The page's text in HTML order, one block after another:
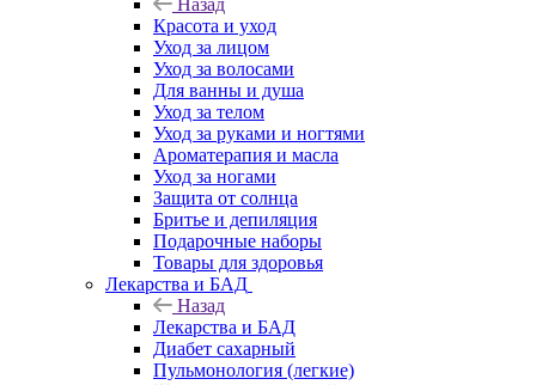
Назад
Красота и уход
Уход за лицом
Уход за волосами
Для ванны и душа
Уход за телом
Уход за руками и ногтями
Ароматерапия и масла
Уход за ногами
Защита от солнца
Бритье и депиляция
Подарочные наборы
Товары для здоровья
Лекарства и БАД
Назад
Лекарства и БАД
Диабет сахарный
Пульмонология (легкие)